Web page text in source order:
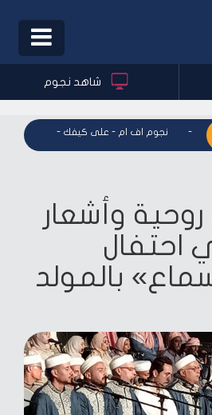
Toggle
شاهد نجوم
- نجوم اف ام - على كيفك نجوم اف
وأشعار
احتفال
بالمولد